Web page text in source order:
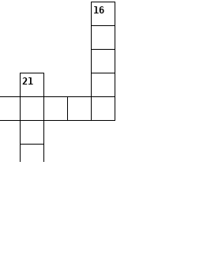
16
21